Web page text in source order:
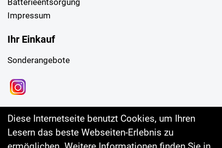
Impressum
Ihr Einkauf
Sonderangebote
Diese Internetseite benutzt Cookies, um Ihren
Lesern das beste Webseiten-Erlebnis zu